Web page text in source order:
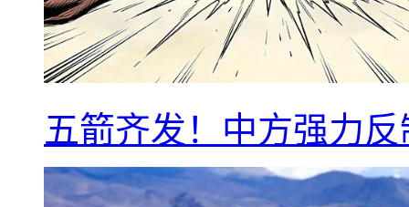
五箭齐发！中方强力